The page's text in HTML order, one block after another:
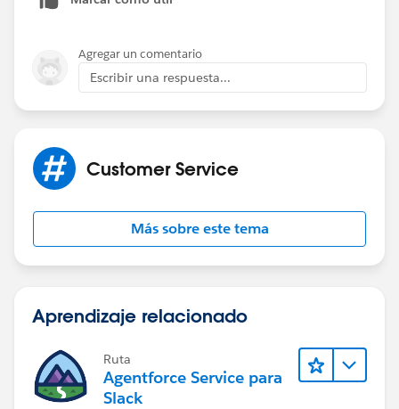
Agregar un comentario
Escribir una respuesta...
Customer Service
Más sobre este tema
Aprendizaje relacionado
Ruta
Agentforce Service para
Slack